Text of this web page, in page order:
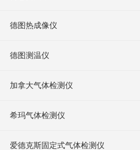
德图热成像仪
德图测温仪
加拿大气体检测仪
希玛气体检测仪
爱德克斯固定式气体检测仪